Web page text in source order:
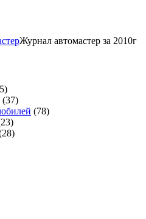
Журнал автомастер за 2010г
(37)
(78)